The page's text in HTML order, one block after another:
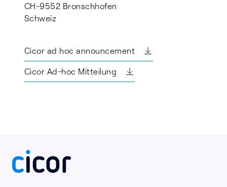
CH-9552 Bronschhofen
Schweiz
Cicor ad hoc announcement
Cicor Ad-hoc Mitteilung